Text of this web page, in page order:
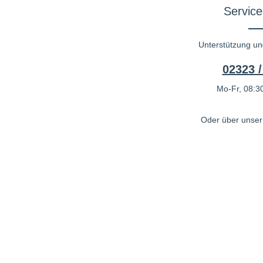
Unterstützung
02323
Mo-Fr,
Oder über unser